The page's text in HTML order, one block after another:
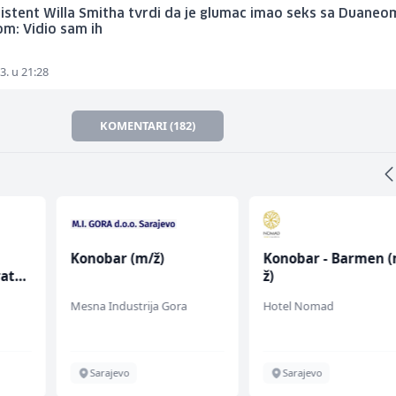
Willa Smitha tvrdi da je glumac imao seks sa
Vidio sam ih
u 21:28
KOMENTARI (182)
Konobar (m/ž)
Mesna Industrija Gora
Sarajevo
Konobar - Barmen
ž)
Hotel Nomad
Sarajevo